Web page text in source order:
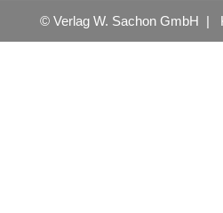
© Verlag W. Sachon GmbH |